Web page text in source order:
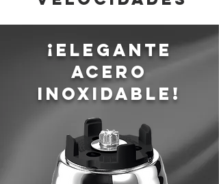
¡Elegante
acero
inoxidable!